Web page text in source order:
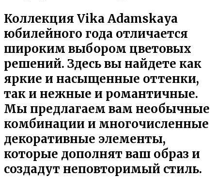
Коллекция Vika Adamskaya
юбилейного года отличается
широким выбором цветовых
решений. Здесь вы найдете как
яркие и насыщенные оттенки,
так и нежные и романтичные.
Мы предлагаем вам необычные
комбинации и многочисленные
декоративные элементы,
которые дополнят ваш образ и
создадут неповторимый стиль.